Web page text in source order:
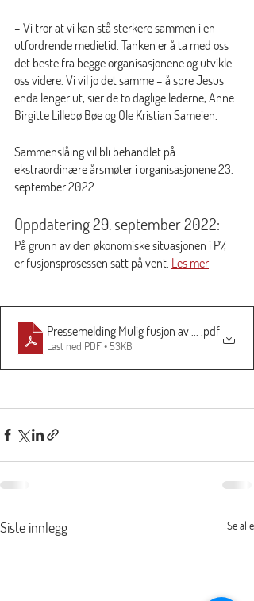
– Vi tror at vi kan stå sterkere sammen i en
utfordrende medietid. Tanken er å ta med oss
det beste fra begge organisasjonene og utvikle
oss videre. Vi vil jo det samme – å spre Jesus
enda lenger ut, sier de to daglige lederne, Anne
Birgitte Lillebø Bøe og Ole Kristian Sameien.
Sammenslåing vil bli behandlet på
ekstraordinære årsmøter i organisasjonene 23.
september 2022.
Oppdatering 29. september 2022:
På grunn av den økonomiske situasjonen i P7,
er fusjonsprosessen satt på vent. Les mer
Pressemelding Mulig fusjon av pTro og P7
.pdf
Last ned PDF • 53KB
Siste innlegg Se alle